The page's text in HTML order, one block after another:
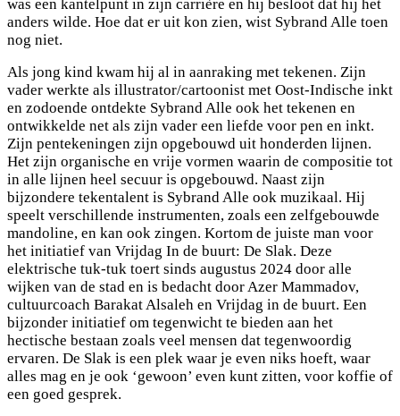
was een kantelpunt in zijn carrière en hij besloot dat hij het
anders wilde. Hoe dat er uit kon zien, wist Sybrand Alle toen
nog niet.
Als jong kind kwam hij al in aanraking met tekenen. Zijn
vader werkte als illustrator/cartoonist met Oost-Indische inkt
en zodoende ontdekte Sybrand Alle ook het tekenen en
ontwikkelde net als zijn vader een liefde voor pen en inkt.
Zijn pentekeningen zijn opgebouwd uit honderden lijnen.
Het zijn organische en vrije vormen waarin de compositie tot
in alle lijnen heel secuur is opgebouwd. Naast zijn
bijzondere tekentalent is Sybrand Alle ook muzikaal. Hij
speelt verschillende instrumenten, zoals een zelfgebouwde
mandoline, en kan ook zingen. Kortom de juiste man voor
het initiatief van Vrijdag In de buurt: De Slak. Deze
elektrische tuk-tuk toert sinds augustus 2024 door alle
wijken van de stad en is bedacht door Azer Mammadov,
cultuurcoach Barakat Alsaleh en Vrijdag in de buurt. Een
bijzonder initiatief om tegenwicht te bieden aan het
hectische bestaan zoals veel mensen dat tegenwoordig
ervaren. De Slak is een plek waar je even niks hoeft, waar
alles mag en je ook ‘gewoon’ even kunt zitten, voor koffie of
een goed gesprek.